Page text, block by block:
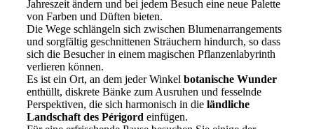
Jahreszeit ändern und bei jedem Besuch eine neue Palette
von Farben und Düften bieten.
Die Wege schlängeln sich zwischen Blumenarrangements
und sorgfältig geschnittenen Sträuchern hindurch, so dass
sich die Besucher in einem magischen Pflanzenlabyrinth
verlieren können.
Es ist ein Ort, an dem jeder Winkel botanische Wunder
enthüllt, diskrete Bänke zum Ausruhen und fesselnde
Perspektiven, die sich harmonisch in die ländliche
Landschaft des Périgord einfügen.